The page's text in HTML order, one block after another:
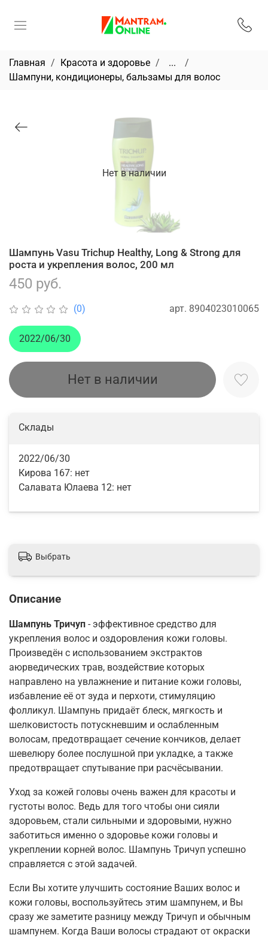
Главная Красота и здоровье
...
Шампуни, кондиционеры, бальзамы для волос
Нет в наличии
(0) арт. 8904023010065
Шампунь Vasu Trichup Healthy, Long & Strong для
роста и укрепления волос, 200 мл
450 руб.
Нет в наличии
Склады
2022/06/30
Кирова 167: нет
Салавата Юлаева 12: нет
2022/06/30
Выбрать
Описание
Шампунь Тричуп - эффективное средство для
укрепления волос и оздоровления кожи головы.
Произведён с использованием экстрактов
аюрведических трав, воздействие которых
направлено на увлажнение и питание кожи головы,
избавление её от зуда и перхоти, стимуляцию
фолликул. Шампунь придаёт блеск, мягкость и
шелковистость потускневшим и ослабленным
волосам, предотвращает сечение кончиков, делает
шевелюру более послушной при укладке, а также
предотвращает спутывание при расчёсывании.
Уход за кожей головы очень важен для красоты и
густоты волос. Ведь для того чтобы они сияли
здоровьем, стали сильными и здоровыми, нужно
заботиться именно о здоровье кожи головы и
укреплении корней волос. Шампунь Тричуп успешно
справляется с этой задачей.
Если Вы хотите улучшить состояние Ваших волос и
кожи головы, воспользуйтесь этим шампунем, и Вы
сразу же заметите разницу между Тричуп и обычным
шампунем. Когда Ваши волосы страдают от окраски